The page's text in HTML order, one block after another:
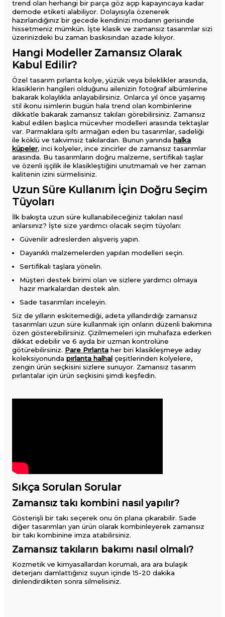
trend olan herhangi bir parça göz açıp kapayıncaya kadar
demode etiketi alabiliyor. Dolayısıyla özenerek
hazırlandığınız bir gecede kendinizi modanın gerisinde
hissetmeniz mümkün. İşte klasik ve zamansız tasarımlar sizi
üzerinizdeki bu zaman baskısından azade kılıyor.
Hangi Modeller Zamansız Olarak
Kabul Edilir?
Özel tasarım pırlanta kolye, yüzük veya bileklikler arasında,
klasiklerin hangileri olduğunu ailenizin fotoğraf albümlerine
bakarak kolaylıkla anlayabilirsiniz. Onlarca yıl önce yaşamış
stil ikonu isimlerin bugün hala trend olan kombinlerine
dikkatle bakarak zamansız takıları görebilirsiniz. Zamansız
kabul edilen başlıca mücevher modelleri arasında tektaşlar
var. Parmaklara ışıltı armağan eden bu tasarımlar, sadeliği
ile köklü ve takvimsiz takılardan. Bunun yanında halka
küpeler, inci kolyeler, ince zincirler de zamansız tasarımlar
arasında. Bu tasarımların doğru malzeme, sertifikalı taşlar
ve özenli işçilik ile klasikleştiğini unutmamalı ve her zaman
kalitenin izini sürmelisiniz.
Uzun Süre Kullanım İçin Doğru Seçim
Tüyoları
İlk bakışta uzun süre kullanabileceğiniz takıları nasıl
anlarsınız? İşte size yardımcı olacak seçim tüyoları:
Güvenilir adreslerden alışveriş yapın.
Dayanıklı malzemelerden yapılan modelleri seçin.
Sertifikalı taşlara yönelin.
Müşteri destek birimi olan ve sizlere yardımcı olmaya
hazır markalardan destek alın.
Sade tasarımları inceleyin.
Siz de yılların eskitemediği, adeta yıllandırdığı zamansız
tasarımları uzun süre kullanmak için onların düzenli bakımına
özen gösterebilirsiniz. Çizilmemeleri için muhafaza ederken
dikkat edebilir ve 6 ayda bir uzman kontrolüne
götürebilirsiniz. Pare Pırlanta her biri klasikleşmeye aday
koleksiyonunda pırlanta halhal çeşitlerinden kolyelere,
zengin ürün seçkisini sizlere sunuyor. Zamansız tasarım
pırlantalar için ürün seçkisini şimdi keşfedin.
Sıkça Sorulan Sorular
Zamansız takı kombini nasıl yapılır?
Gösterişli bir takı seçerek onu ön plana çıkarabilir. Sade
diğer tasarımları yan ürün olarak kombinleyerek zamansız
bir takı kombinine imza atabilirsiniz.
Zamansız takıların bakımı nasıl olmalı?
Kozmetik ve kimyasallardan korumalı, ara ara bulaşık
deterjanı damlattığınız suyun içinde 15-20 dakika
dinlendirdikten sonra silmelisiniz.